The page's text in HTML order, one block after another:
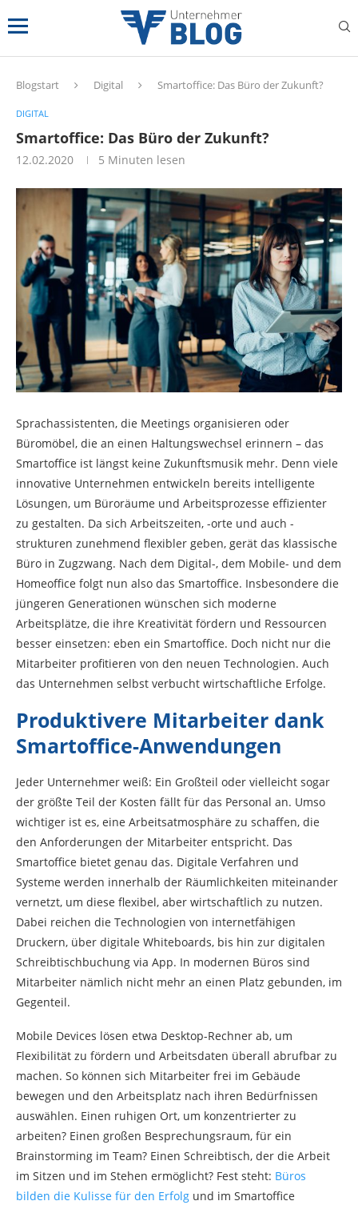
Blogstart Digital Smartoffice: Das Büro der Zukunft?
DIGITAL
Smartoffice: Das Büro der Zukunft?
12.02.2020 5 Minuten lesen
Sprachassistenten, die Meetings organisieren oder
Büromöbel, die an einen Haltungswechsel erinnern – das
Smartoffice ist längst keine Zukunftsmusik mehr. Denn viele
innovative Unternehmen entwickeln bereits intelligente
Lösungen, um Büroräume und Arbeitsprozesse effizienter
zu gestalten. Da sich Arbeitszeiten, -orte und auch -
strukturen zunehmend flexibler geben, gerät das klassische
Büro in Zugzwang. Nach dem Digital-, dem Mobile- und dem
Homeoffice folgt nun also das Smartoffice. Insbesondere die
jüngeren Generationen wünschen sich moderne
Arbeitsplätze, die ihre Kreativität fördern und Ressourcen
besser einsetzen: eben ein Smartoffice. Doch nicht nur die
Mitarbeiter profitieren von den neuen Technologien. Auch
das Unternehmen selbst verbucht wirtschaftliche Erfolge.
Produktivere Mitarbeiter dank
Smartoffice-Anwendungen
Jeder Unternehmer weiß: Ein Großteil oder vielleicht sogar
der größte Teil der Kosten fällt für das Personal an. Umso
wichtiger ist es, eine Arbeitsatmosphäre zu schaffen, die
den Anforderungen der Mitarbeiter entspricht. Das
Smartoffice bietet genau das. Digitale Verfahren und
Systeme werden innerhalb der Räumlichkeiten miteinander
vernetzt, um diese flexibel, aber wirtschaftlich zu nutzen.
Dabei reichen die Technologien von internetfähigen
Druckern, über digitale Whiteboards, bis hin zur digitalen
Schreibtischbuchung via App. In modernen Büros sind
Mitarbeiter nämlich nicht mehr an einen Platz gebunden, im
Gegenteil.
Mobile Devices lösen etwa Desktop-Rechner ab, um
Flexibilität zu fördern und Arbeitsdaten überall abrufbar zu
machen. So können sich Mitarbeiter frei im Gebäude
bewegen und den Arbeitsplatz nach ihren Bedürfnissen
auswählen. Einen ruhigen Ort, um konzentrierter zu
arbeiten? Einen großen Besprechungsraum, für ein
Brainstorming im Team? Einen Schreibtisch, der die Arbeit
im Sitzen und im Stehen ermöglicht? Fest steht: Büros
bilden die Kulisse für den Erfolg und im Smartoffice